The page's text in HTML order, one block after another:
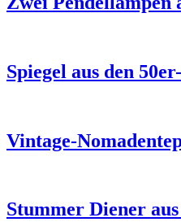
Spiegel aus den
Vintage-
Stummer Diener